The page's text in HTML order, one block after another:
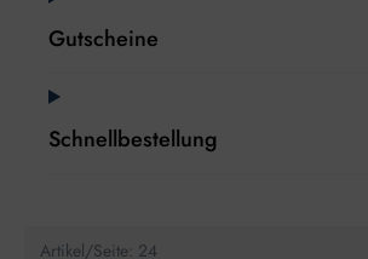
Gutscheine
Schnellbestellung